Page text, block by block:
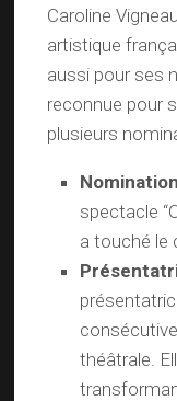
Caroline
artistique
aussi pour ses
reconnue pour
plusieurs
spectacle
a touché le
théâtrale.